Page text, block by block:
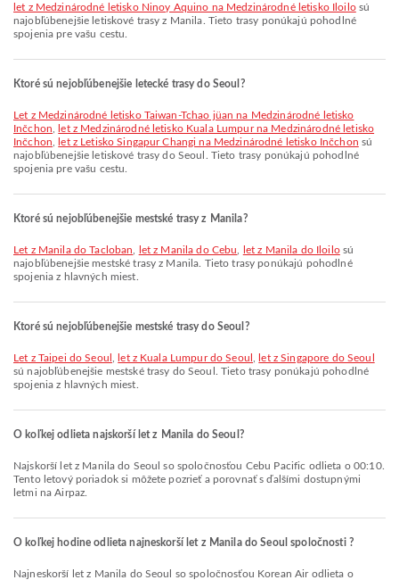
let z Medzinárodné letisko Ninoy Aquino na Medzinárodné letisko Iloilosú
najobľúbenejšie letiskové trasy z Manila. Tieto trasy ponúkajú pohodlné
spojenia pre vašu cestu.
Ktoré sú nejobľúbenejšie letecké trasy do Seoul?
let z Medzinárodné letisko Taiwan-Tchao jüan na Medzinárodné letisko
Inčchon
let z Medzinárodné letisko Kuala Lumpur na Medzinárodné letisko
Inčchon
let z Letisko Singapur Changi na Medzinárodné letisko Inčchon sú
najobľúbenejšie letiskové trasy do Seoul. Tieto trasy ponúkajú pohodlné
spojenia pre vašu cestu.
Ktoré sú nejobľúbenejšie mestské trasy z Manila?
let z Manila do Tacloban let z Manila do Cebu let z Manila do Iloilosú
najobľúbenejšie mestské trasy z Manila. Tieto trasy ponúkajú pohodlné
spojenia z hlavných miest.
Ktoré sú nejobľúbenejšie mestské trasy do Seoul?
let z Taipei do Seoul let z Kuala Lumpur do Seoul
let z Singapore do Seoul
sú najobľúbenejšie mestské trasy do Seoul. Tieto trasy ponúkajú pohodlné
spojenia z hlavných miest.
O koľkej odlieta najskorší let z Manila do Seoul?
Najskorší let z Manila do Seoul so spoločnosťou Cebu Pacific odlieta o 00:10.
Tento letový poriadok si môžete pozrieť a porovnať s ďalšími dostupnými
letmi na Airpaz.
O koľkej hodine odlieta najneskorší let z Manila do Seoul spoločnosti ?
Najneskorší let z Manila do Seoul so spoločnosťou Korean Air odlieta o